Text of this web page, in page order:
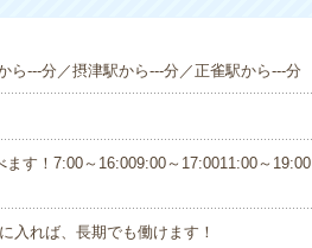
ら---分／摂津駅から---分／正雀駅から---分
す！7:00～16:009:00～17:0011:00～19:00
れば、長期でも働けます！